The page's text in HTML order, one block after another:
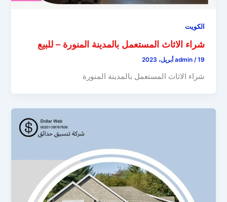
الكويت
شراء الاثاث المستعمل بالمدينة المنورة – للبيع
admin /19 أبريل، 2023
شراء الاثاث المستعمل بالمدينة المنورة